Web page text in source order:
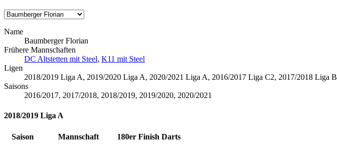
Name
Baumberger Florian
Frühere Mannschaften
DC Altstetten mit Steel, K11 mit Steel
Ligen
2018/2019 Liga A, 2019/2020 Liga A, 2020/2021 Liga A, 2016/2017 Liga C2, 2017/2018 Liga B
Saisons
2016/2017, 2017/2018, 2018/2019, 2019/2020, 2020/2021
2018/2019 Liga A
Saison Mannschaft 180er Finish Darts